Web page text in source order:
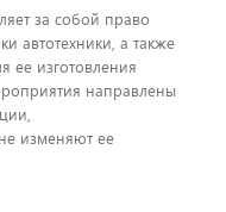
за собой право
автотехники, а также
ее изготовления
направлены
изменяют ее